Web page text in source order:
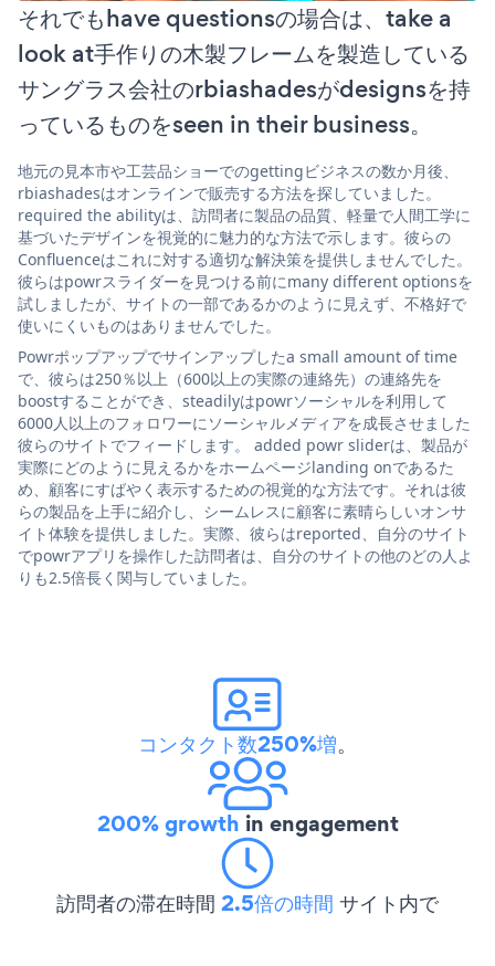
それでもhave questionsの場合は、take a
look at手作りの木製フレームを製造している
サングラス会社のrbiashadesがdesignsを持
っているものをseen in their business。
地元の見本市や工芸品ショーでのgettingビジネスの数か月後、
rbiashadesはオンラインで販売する方法を探していました。
required the abilityは、訪問者に製品の品質、軽量で人間工学に
基づいたデザインを視覚的に魅力的な方法で示します。彼らの
Confluenceはこれに対する適切な解決策を提供しませんでした。
彼らはpowrスライダーを見つける前にmany different optionsを
試しましたが、サイトの一部であるかのように見えず、不格好で
使いにくいものはありませんでした。
Powrポップアップでサインアップしたa small amount of time
で、彼らは250％以上（600以上の実際の連絡先）の連絡先を
boostすることができ、steadilyはpowrソーシャルを利用して
6000人以上のフォロワーにソーシャルメディアを成長させました
彼らのサイトでフィードします。 added powr sliderは、製品が
実際にどのように見えるかをホームページlanding onであるた
め、顧客にすばやく表示するための視覚的な方法です。それは彼
らの製品を上手に紹介し、シームレスに顧客に素晴らしいオンサ
イト体験を提供しました。実際、彼らはreported、自分のサイト
でpowrアプリを操作した訪問者は、自分のサイトの他のどの人よ
りも2.5倍長く関与していました。
コンタクト数250%増。
200% growth in engagement
訪問者の滞在時間 2.5倍の時間 サイト内で